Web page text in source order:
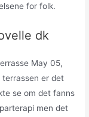
for folk.
dk
May 05,
terrassen er det
se om det fanns
men det